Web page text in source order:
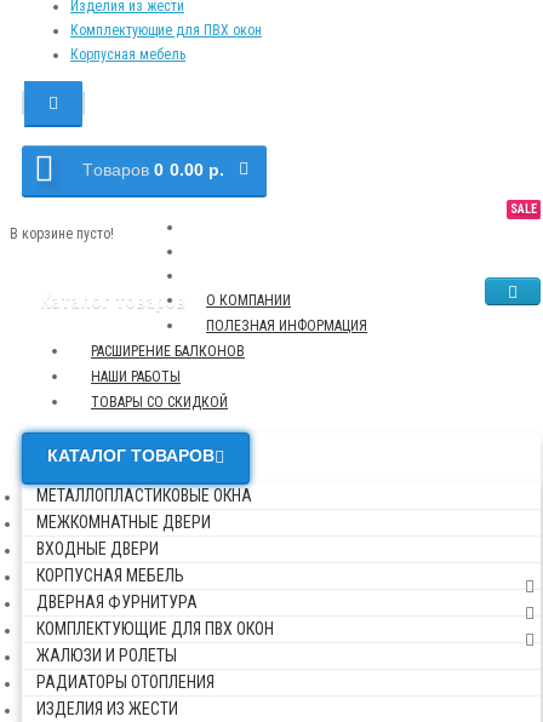
Изделия из жести
Комплектующие для ПВХ окон
Корпусная мебель
Tоваров 0 0.00 р.
В корзине пусто!
Каталог товаров
О КОМПАНИИ
ПОЛЕЗНАЯ ИНФОРМАЦИЯ
NEW
РАСШИРЕНИЕ БАЛКОНОВ
TOP
НАШИ РАБОТЫ
SALE
ТОВАРЫ СО СКИДКОЙ
КАТАЛОГ ТОВАРОВ
МЕТАЛЛОПЛАСТИКОВЫЕ ОКНА
МЕЖКОМНАТНЫЕ ДВЕРИ
ВХОДНЫЕ ДВЕРИ
КОРПУСНАЯ МЕБЕЛЬ
ДВЕРНАЯ ФУРНИТУРА
КОМПЛЕКТУЮЩИЕ ДЛЯ ПВХ ОКОН
ЖАЛЮЗИ И РОЛЕТЫ
РАДИАТОРЫ ОТОПЛЕНИЯ
ИЗДЕЛИЯ ИЗ ЖЕСТИ